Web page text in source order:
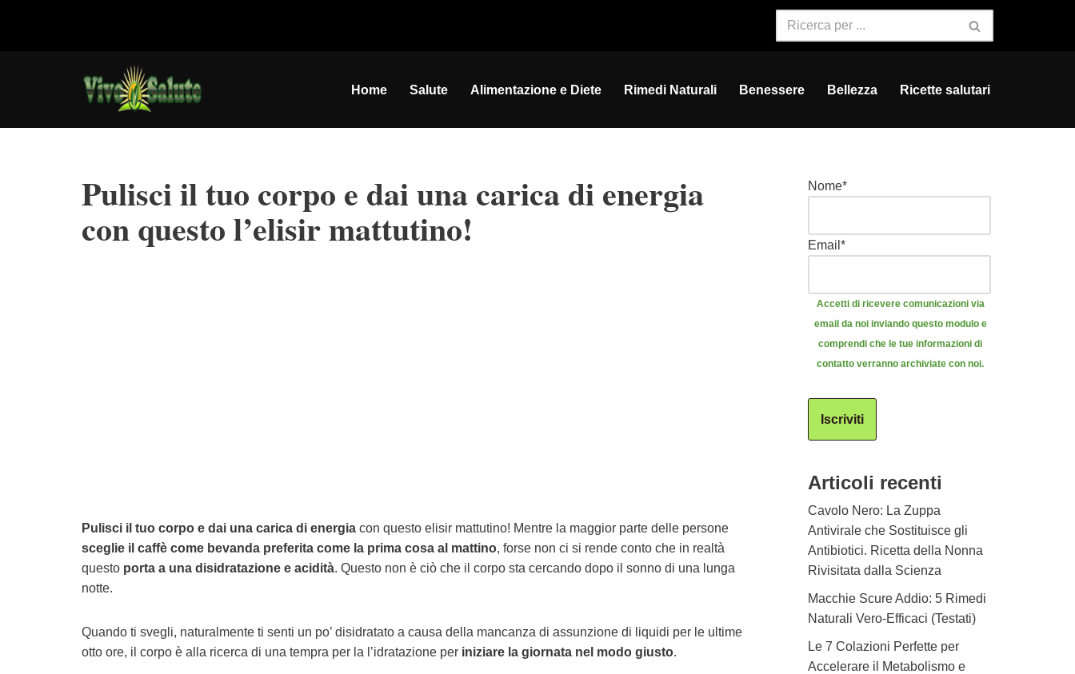
Home Salute Alimentazione e Diete Rimedi Naturali Benessere Bellezza Ricette salutari
Pulisci il tuo corpo e dai una carica di energia
con questo l’elisir mattutino!
Pulisci il tuo corpo e dai una carica di energia con questo elisir mattutino! Mentre la maggior parte delle persone
sceglie il caffè come bevanda preferita come la prima cosa al mattino, forse non ci si rende conto che in realtà
questo porta a una disidratazione e acidità. Questo non è ciò che il corpo sta cercando dopo il sonno di una lunga
notte.
Quando ti svegli, naturalmente ti senti un po’ disidratato a causa della mancanza di assunzione di liquidi per le ultime
otto ore, il corpo è alla ricerca di una tempra per la l’idratazione per iniziare la giornata nel modo giusto.
Nome*
Email *
Accetti di ricevere comunicazioni via
email da noi inviando questo modulo e
comprendi che le tue informazioni di
contatto verranno archiviate con noi.
Iscriviti
Articoli recenti
Cavolo Nero: La Zuppa
Antivirale che Sostituisce gli
Antibiotici. Ricetta della Nonna
Rivisitata dalla Scienza
Macchie Scure Addio: 5 Rimedi
Naturali Vero-Efficaci (Testati)
Le 7 Colazioni Perfette per
Accelerare il Metabolismo e